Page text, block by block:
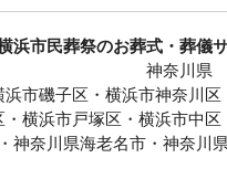
浜市民葬祭のお葬式・葬儀
神奈川県
市磯子区・横浜市神奈川
横浜市戸塚区・横浜市中
神奈川県海老名市・神奈川